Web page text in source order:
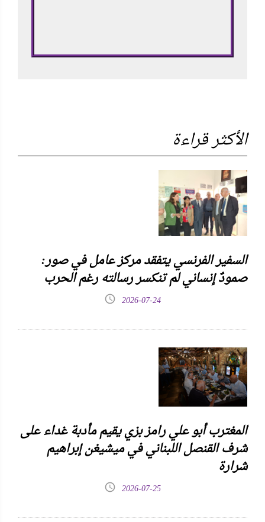
الأكثر قراءة
السفير الفرنسي يتفقد مركز عامل في صور:
صمودٌ إنساني لم تنكسر رسالته رغم الحرب
2026-07-24
المغترب أبو علي رامز بزي يقيم مأدبة غداء على
شرف القنصل اللبناني في ميشيغن إبراهيم
شرارة
2026-07-25